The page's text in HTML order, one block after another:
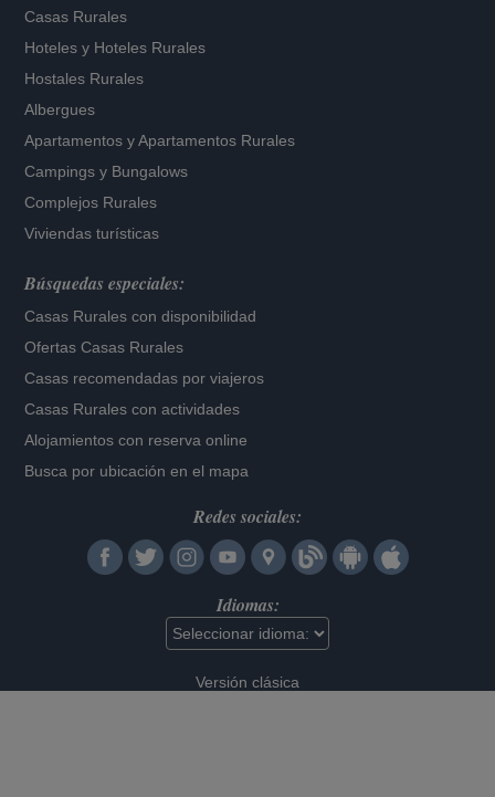
Casas Rurales
Hoteles y Hoteles Rurales
Hostales Rurales
Albergues
Apartamentos yApartamentos Rurales
Campings y Bungalows
Complejos Rurales
Viviendas turísticas
Búsquedas especiales:
Casas Rurales con disponibilidad
Ofertas Casas Rurales
Casas recomendadas por viajeros
Casas Rurales con actividades
Alojamientos con reserva online
Busca por ubicación en el mapa
Redes sociales:
Idiomas:
Versión clásica